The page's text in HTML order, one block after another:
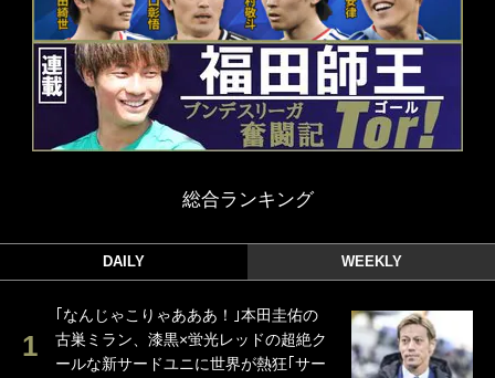
総合ランキング
DAILY WEEKLY
｢なんじゃこりゃあああ！｣本田圭佑の
古巣ミラン、漆黒×蛍光レッドの超絶ク
ールな新サードユニに世界が熱狂｢サー